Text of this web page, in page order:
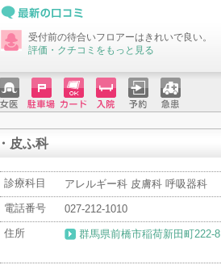
最新の口コミ受付前の待合いフロアーはきれいで良い。
評価・クチコミをもっと見る
医 駐車場クレジ
ットカ
入院 予約 急患
皮ふ科
診療科目
アレルギー科 皮膚科 呼吸器科
電話番号
027-212-1010
住所
群馬県前橋市稲荷新田町222-8